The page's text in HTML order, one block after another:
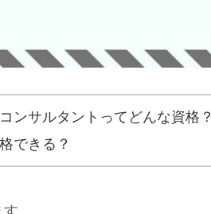
ンサルタントってどんな資格？
できる？
。